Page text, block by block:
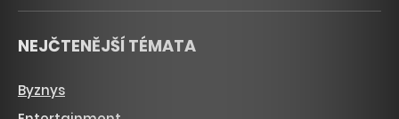
NEJČTENĚJŠÍ TÉMATA
Byznys